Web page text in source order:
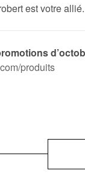
est votre allié.
produits